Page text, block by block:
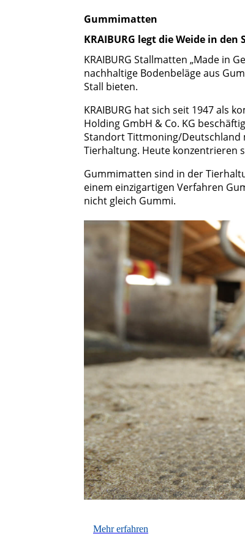
Gummimatten
KRAIBURG legt die Weide in den
KRAIBURG Stallmatten „Made in
nachhaltige Bodenbeläge aus
Stall bieten.
KRAIBURG hat sich seit 1947 als
Holding GmbH & Co. KG
Standort Tittmoning/
Tierhaltung. Heute konzentrieren
Gummimatten sind in der
einem einzigartigen Verfahren
nicht gleich Gummi.
Mehr erfahren